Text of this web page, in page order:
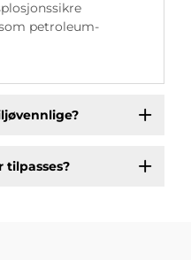
petroleum-
tilpasses?